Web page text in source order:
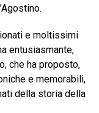
e moltissimi
entusiasmante,
che ha proposto,
e memorabili,
della storia della